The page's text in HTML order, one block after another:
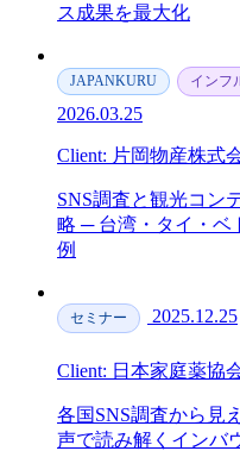
ス成果を最大化
JAPANKURU インフ
2026.03.25
Client: 片岡物産株式
SNS調査と観光コン
略 ─ 台湾・タイ・ベ
例
セミナー 2025.12.25
Client: 日本家庭薬協
各国SNS調査から見
声で読み解くインバ